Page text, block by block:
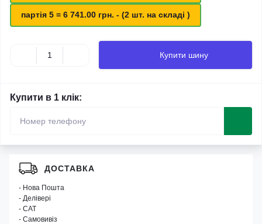
партія 5 = 6 741.00 грн. - (2 шт. на складі )
Купити шину
Купити в 1 клік:
ДОСТАВКА
- Нова Пошта
- Делівері
- САТ
- Самовивіз